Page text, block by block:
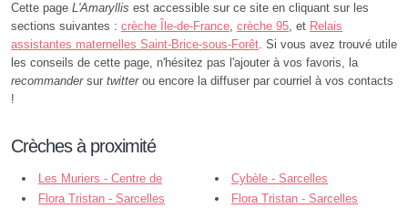
Cette page L'Amaryllis est accessible sur ce site en cliquant sur les
sections suivantes : crèche Île-de-France, crèche 95, et Relais
assistantes maternelles Saint-Brice-sous-Forêt. Si vous avez trouvé utile
les conseils de cette page, n'hésitez pas l'ajouter à vos favoris, la
recommandersur twitterou encore la diffuser par courriel à vos contacts
!
Crèches à proximité
Les Muriers - Centre de
l'Enfance - Saint-Brice-sous-Forêt
Cybèle - Sarcelles
Flora Tristan - Sarcelles
Flora Tristan - Sarcelles